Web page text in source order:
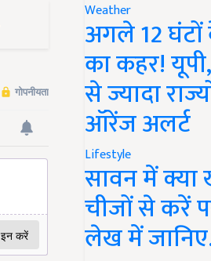
Weather
अगले 12 घंटों
का कहर!
से ज्यादा
ऑरेंज अलर्ट
Lifestyle
सावन में
चीजों से करें
लेख में